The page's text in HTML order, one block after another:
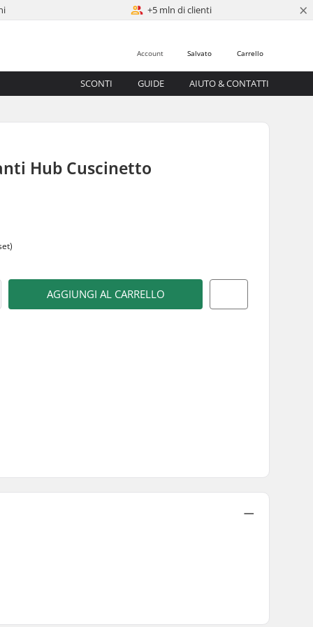
+5 mln di clienti ×
Carrello
Salvato
Account
SCONTI GUIDE AIUTO & CONTATTI
Hub Cuscinetto
AGGIUNGI AL CARRELLO